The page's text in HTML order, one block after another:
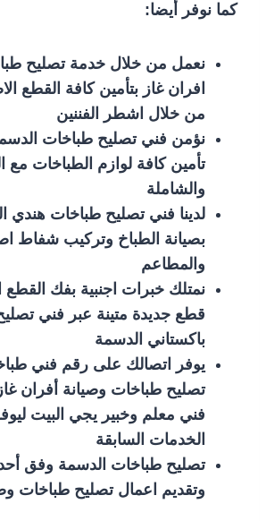
كما نوفر أيضا:
نعمل من خلال خدمة تصليح
افران غاز بتأمين كافة القطع
من خلال اشطر الفننين
نؤمن فني تصليح طباخات
تأمين كافة لوازم الطباخات مع
والشاملة
لدينا فني تصليح طباخات هندي
بصيانة الطباخ وتركيب شفاط
والمطاعم
نمتلك خبرات اجنبية بفك القطع
قطع جديدة متينة عبر فني
باكستاني الدسمة
يوفر اتصالك على رقم فني
تصليح طباخات وصيانة أفران
فني معلم وخبير يجي البيت
الخدمات السابقة
تصليح طباخات الدسمة وفق
وتقديم اعمال تصليح طباخات